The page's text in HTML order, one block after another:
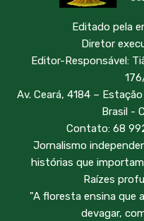
Editado pela
Diretor
Editor-Responsável:
Av. Ceará, 4184 –
Brasil -
Contato: 68
Jornalismo
histórias que
Raízes
"A floresta ensina que
devagar,